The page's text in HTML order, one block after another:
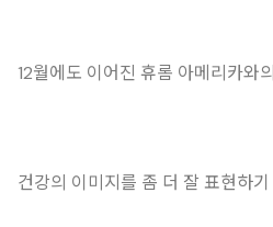
12월에도 이어진 휴롬 아메리카와
건강의 이미지를 좀 더 잘 표현하